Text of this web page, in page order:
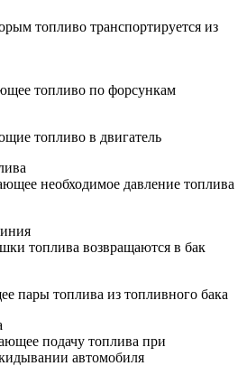
топливо транспортируется из
топливо по форсункам
топливо в двигатель
необходимое давление топлива
топлива возвращаются в бак
пары топлива из топливного бака
подачу топлива при
автомобиля